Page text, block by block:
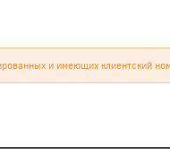
и имеющих клиентский